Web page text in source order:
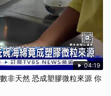
04:19
非天然 恐成塑膠微粒來源 你